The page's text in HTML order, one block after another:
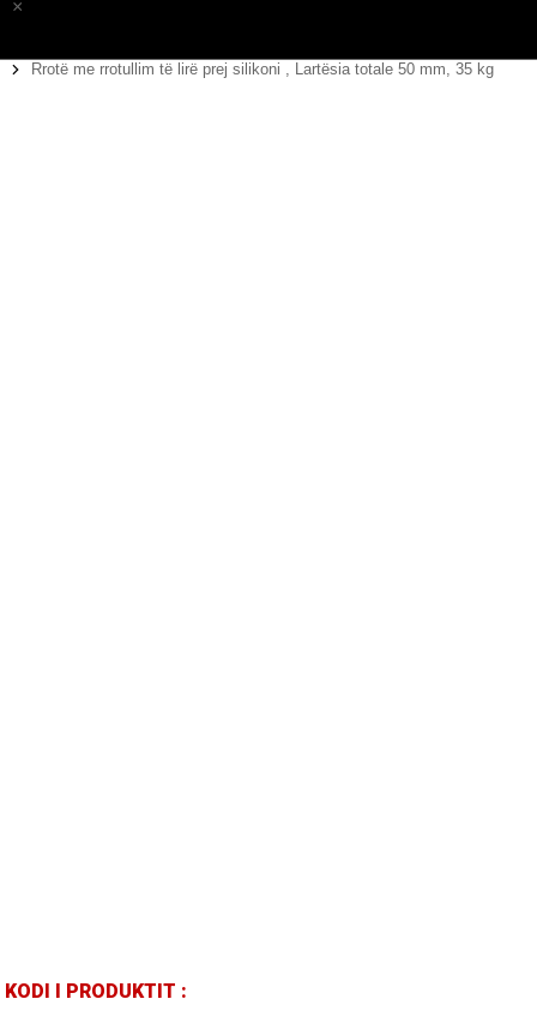
×
You are here:
Rrotë me rrotullim të lirë prej silikoni , Lartësia totale 50 mm, 35 kg
KODI I PRODUKTIT :